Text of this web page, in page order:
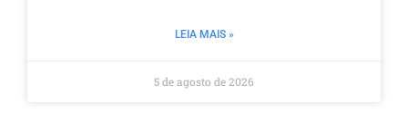
LEIA MAIS »
5 de agosto de 2026